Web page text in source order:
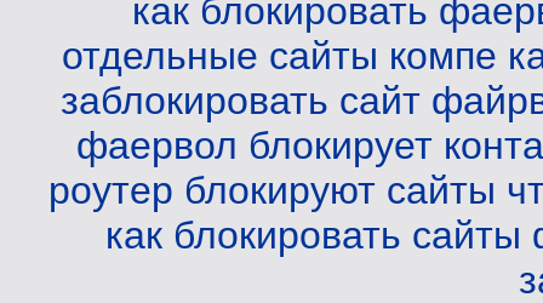
как блокировать
отдельные сайты компе
заблокировать сайт
фаервол блокирует
роутер блокируют сайты
как блокировать